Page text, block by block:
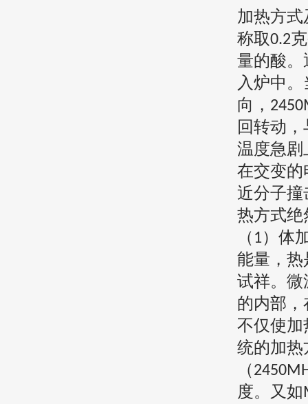
加热方式
称取0.2克
量的酸。
入炉中
向，
回转动
温度急剧
在交变的
近分子撞
热方式绝
（ 1 ）体
能量，热
试祥。 微
的内部
不仅使加
统的加热
（
度。又如